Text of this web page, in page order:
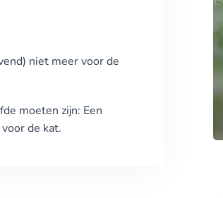
niet meer voor de
moeten zijn: Een
de kat.